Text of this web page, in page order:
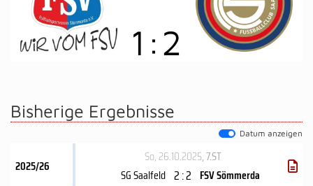
1 : 2
Bisherige Ergebnisse
Datum anzeigen
2025/26
So, 26.10.2025, 7.ST
SG Saalfeld 2 : 2 FSV Sömmerda